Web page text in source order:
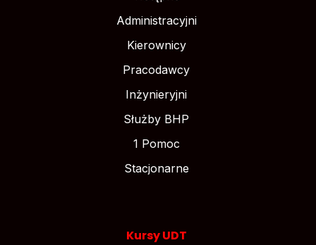
Administracyjni
Kierownicy
Pracodawcy
Inżynieryjni
Służby BHP
1 Pomoc
Stacjonarne
Kursy UDT